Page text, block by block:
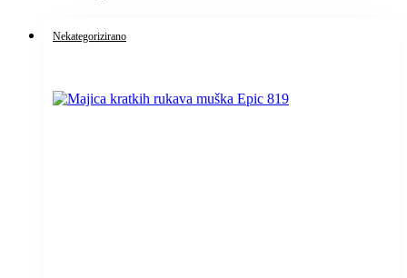
Nekategorizirano